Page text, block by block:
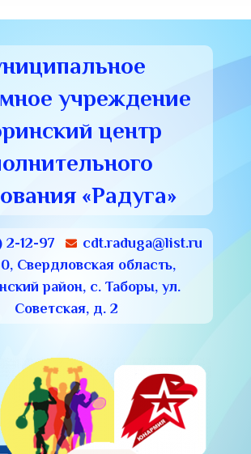
учреждение
центр
«Радуга»
2-12-97
cdt.raduga@list.ru
Свердловская область,
район, с. Таборы, ул.
Советская, д. 2